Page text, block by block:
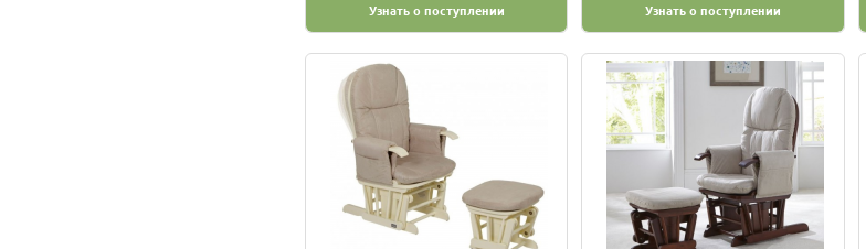
Узнать о поступлении Узнать о поступлении